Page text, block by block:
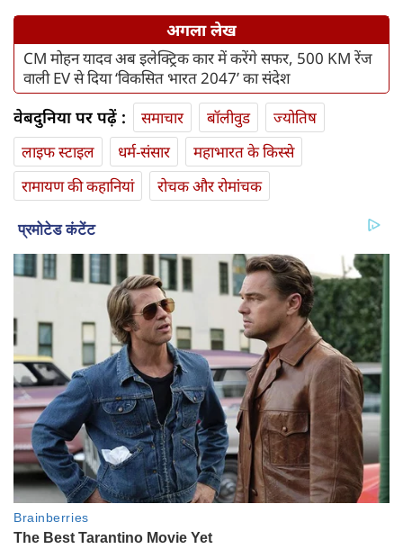
अगला लेख
CM मोहन यादव अब इलेक्ट्रिक कार में करेंगे सफर, 500 KM रेंज
वाली EV से दिया ‘विकसित भारत 2047’ का संदेश
वेबदुनिया पर पढ़ें : समाचार बॉलीवुड
ज्योतिष
लाइफ स्‍टाइल
धर्म-संसार
महाभारत के किस्से
रामायण की कहानियां
रोचक और रोमांचक